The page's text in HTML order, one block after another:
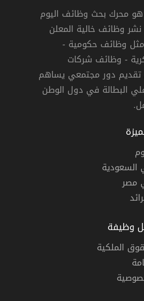
دوام كامل
هو محرك بحث وظائف اليوم
وظائف خالية المعلن
وظائف حكومية -
- وظائف شركات
دور مجتمعي يساهم
البطالة في دول الوطن
مصر
وظيفة
الملكية